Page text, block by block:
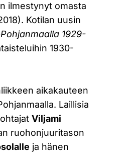
ilmestynyt omasta
Kotilan uusin
1929-
1930-
aikakauteen
Laillisia
Viljami
ruohonjuuritason
ja hänen